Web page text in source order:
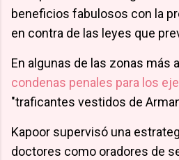
beneficios fabulosos con la
en contra de las leyes que
En algunas de las zonas
condenas penales para los
"traficantes vestidos de
Kapoor supervisó una
doctores como oradores de